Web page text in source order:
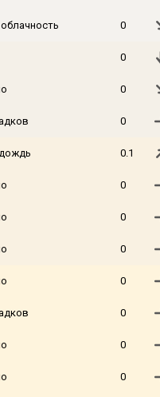
0
0
0
0
0.1
0
0
0
0
0
0
0